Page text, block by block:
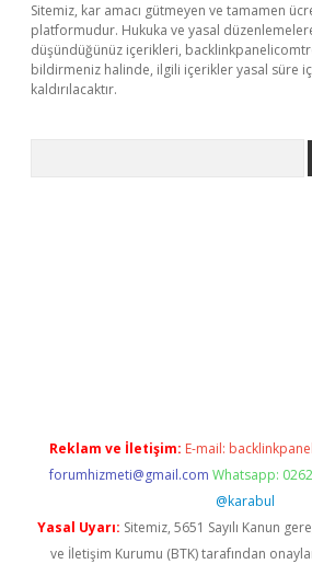
Sitemiz, kar amacı gütmeyen ve tamamen
platformudur. Hukuka ve yasal
düşündüğünüz içerikleri,
bildirmeniz halinde, ilgili içerikler yasal süre
kaldırılacaktır.
Reklam ve İletişim: E-mail:
forumhizmeti@gmail.com Whatsapp:
@karabul
Yasal Uyarı: Sitemiz, 5651 Sayılı Kanun
ve İletişim Kurumu (BTK) tarafından